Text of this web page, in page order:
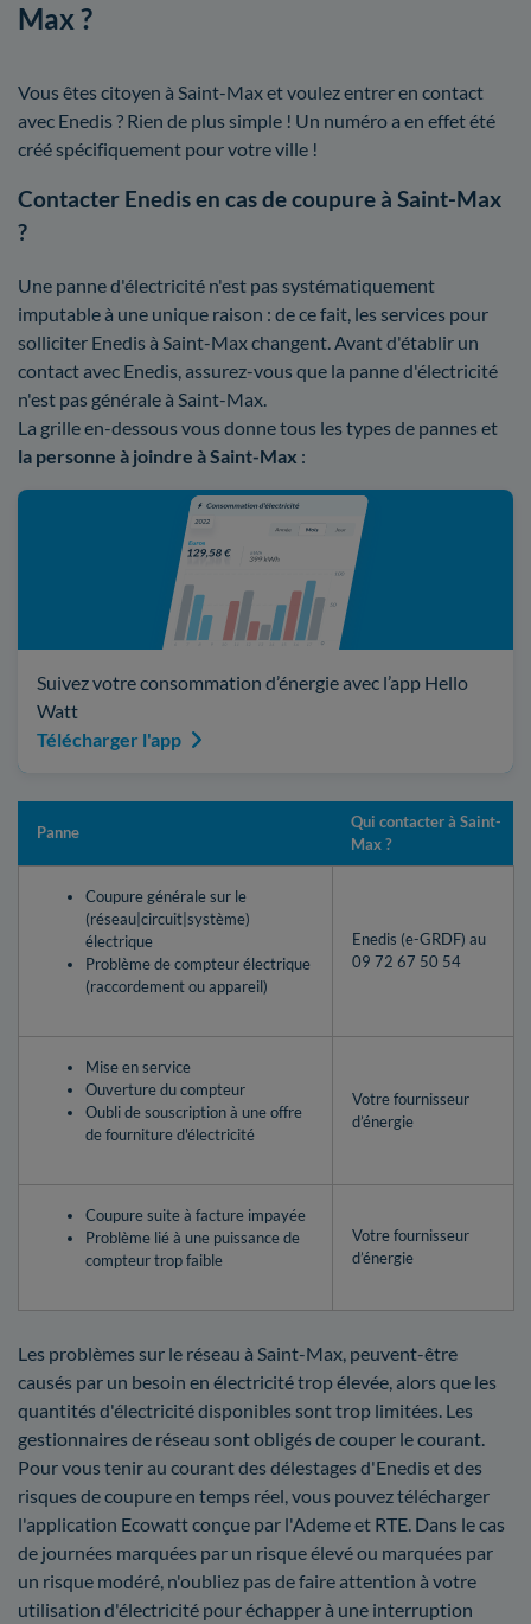
Max ?
Vous êtes citoyen à Saint-Max et voulez entrer en contact
avec Enedis ? Rien de plus simple ! Un numéro a en effet été
créé spécifiquement pour votre ville !
Contacter Enedis en cas de coupure à Saint-Max
?
Une panne d'électricité n'est pas systématiquement
imputable à une unique raison : de ce fait, les services pour
solliciter Enedis à Saint-Max changent. Avant d'établir un
contact avec Enedis, assurez-vous que la panne d'électricité
n'est pas générale à Saint-Max.
La grille en-dessous vous donne tous les types de pannes et
la personne à joindre à Saint-Max :
Suivez votre consommation d’énergie avec l’app Hello
Watt
Télécharger l'app
Panne
Qui contacter à Saint-
Max ?
Coupure générale sur le
(réseau|circuit|système)
électrique
Problème de compteur électrique
(raccordement ou appareil)
Enedis (e-GRDF) au
09 72 67 50 54
Mise en service
Ouverture du compteur
Oubli de souscription à une offre
de fourniture d'électricité
Votre fournisseur
d’énergie
Coupure suite à facture impayée
Problème lié à une puissance de
compteur trop faible
Votre fournisseur
d’énergie
Les problèmes sur le réseau à Saint-Max, peuvent-être
causés par un besoin en électricité trop élevée, alors que les
quantités d'électricité disponibles sont trop limitées. Les
gestionnaires de réseau sont obligés de couper le courant.
Pour vous tenir au courant des délestages d'Enedis et des
risques de coupure en temps réel, vous pouvez télécharger
l'application Ecowatt conçue par l'Ademe et RTE. Dans le cas
de journées marquées par un risque élevé ou marquées par
un risque modéré, n'oubliez pas de faire attention à votre
utilisation d'électricité pour échapper à une interruption